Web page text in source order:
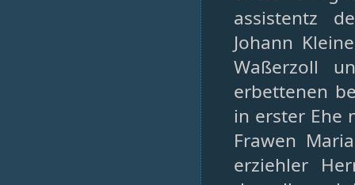
assistentz
Johann
Waßerzoll
erbettenen
in erster Ehe
Frawen
erziehler